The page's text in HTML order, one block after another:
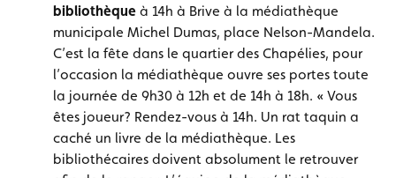
bibliothèque à 14h à Brive à la médiathèque
municipale Michel Dumas, place Nelson-Mandela.
C’est la fête dans le quartier des Chapélies, pour
l’occasion la médiathèque ouvre ses portes toute
la journée de 9h30 à 12h et de 14h à 18h. « Vous
êtes joueur? Rendez-vous à 14h. Un rat taquin a
caché un livre de la médiathèque. Les
bibliothécaires doivent absolument le retrouver